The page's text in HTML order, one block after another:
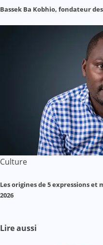
Bassek Ba Kobhio, fondateur
Culture
Les origines de 5 expressions
2026
Lire aussi